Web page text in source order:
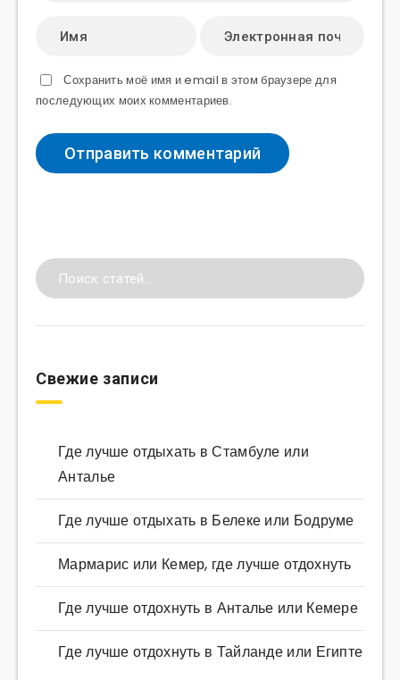
Сохранить моё имя и email в этом браузере для
последующих моих комментариев.
Свежие записи
Где лучше отдыхать в Стамбуле или
Анталье
Где лучше отдыхать в Белеке или Бодруме
Мармарис или Кемер, где лучше отдохнуть
Где лучше отдохнуть в Анталье или Кемере
Где лучше отдохнуть в Тайланде или Египте